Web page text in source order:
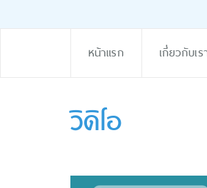
หน้าแรก เกี่ยวกับเร
วิดิโอ